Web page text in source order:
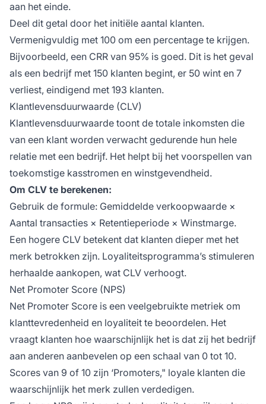
aan het einde.
Deel dit getal door het initiële aantal klanten.
Vermenigvuldig met 100 om een percentage te krijgen.
Bijvoorbeeld, een CRR van 95% is goed. Dit is het geval
als een bedrijf met 150 klanten begint, er 50 wint en 7
verliest, eindigend met 193 klanten.
Klantlevensduurwaarde (CLV)
Klantlevensduurwaarde toont de totale inkomsten die
van een klant worden verwacht gedurende hun hele
relatie met een bedrijf. Het helpt bij het voorspellen van
toekomstige kasstromen en winstgevendheid.
Om CLV te berekenen:
Gebruik de formule: Gemiddelde verkoopwaarde ×
Aantal transacties × Retentieperiode × Winstmarge.
Een hogere CLV betekent dat klanten dieper met het
merk betrokken zijn. Loyaliteitsprogramma’s stimuleren
herhaalde aankopen, wat CLV verhoogt.
Net Promoter Score (NPS)
Net Promoter Score is een veelgebruikte metriek om
klanttevredenheid en loyaliteit te beoordelen. Het
vraagt klanten hoe waarschijnlijk het is dat zij het bedrijf
aan anderen aanbevelen op een schaal van 0 tot 10.
Scores van 9 of 10 zijn ‘Promoters," loyale klanten die
waarschijnlijk het merk zullen verdedigen.